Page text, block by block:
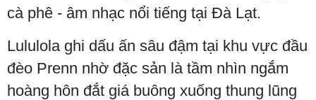
cà phê - âm nhạc nổi tiếng tại Đà Lạt.
Lululola ghi dấu ấn sâu đậm tại khu vực đầu
đèo Prenn nhờ đặc sản là tầm nhìn ngắm
hoàng hôn đắt giá buông xuống thung lũng